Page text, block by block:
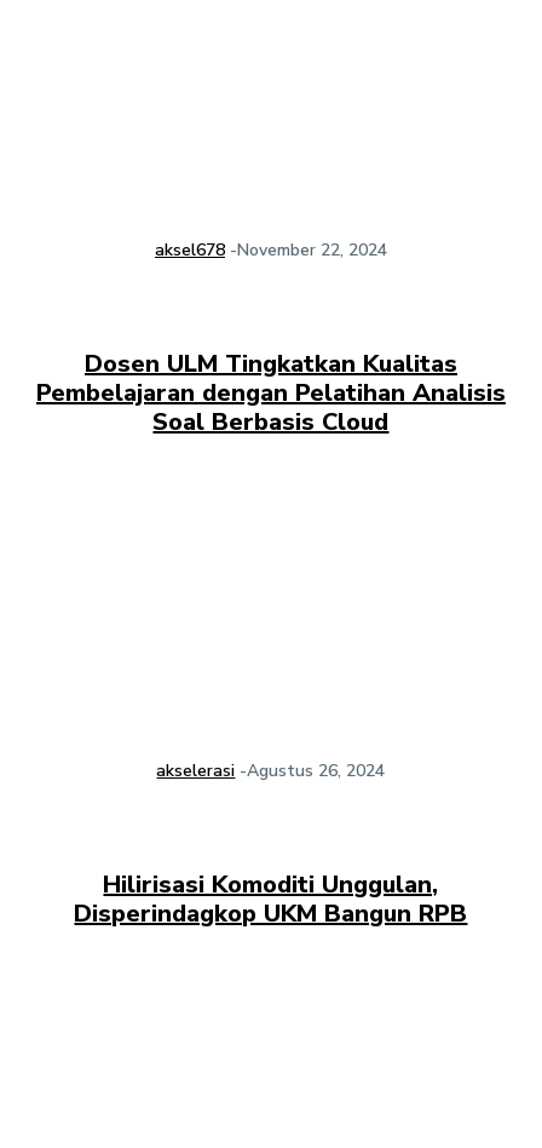
aksel678 -November 22, 2024
Dosen ULM Tingkatkan Kualitas
Pembelajaran dengan Pelatihan Analisis
Soal Berbasis Cloud
akselerasi -Agustus 26, 2024
Hilirisasi Komoditi Unggulan,
Disperindagkop UKM Bangun RPB